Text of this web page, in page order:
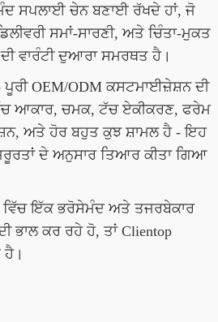
ਸਪਲਾਈ ਚੇਨ ਬਣਾਈ ਰੱਖਦੇ ਹਾਂ, ਜੋ
ਸਮਾਂ-ਸਾਰਣੀ, ਅਤੇ ਚਿੰਤਾ-ਮੁਕਤ
ਵਾਰੰਟੀ ਦੁਆਰਾ ਸਮਰਥਤ ਹੈ।
ਪੂਰੀ OEM/ODM ਕਸਟਮਾਈਜ਼ੇਸ਼ਨ ਦੀ
ਆਕਾਰ, ਚਮਕ, ਟੱਚ ਏਕੀਕਰਣ, ਫਰੇਮ
ਅਤੇ ਹੋਰ ਬਹੁਤ ਕੁਝ ਸ਼ਾਮਲ ਹੈ - ਇਹ
ਦੇ ਅਨੁਸਾਰ ਤਿਆਰ ਕੀਤਾ ਗਿਆ
ਇੱਕ ਭਰੋਸੇਮੰਦ ਅਤੇ ਤਜਰਬੇਕਾਰ
ਭਾਲ ਕਰ ਰਹੇ ਹੋ, ਤਾਂ Clientop
ਹੈ।